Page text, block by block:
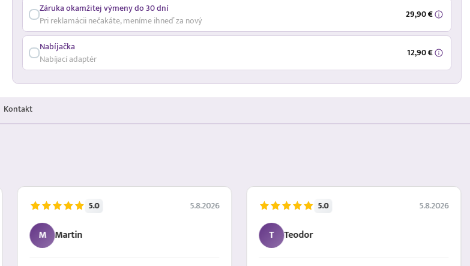
Záruka okamžitej výmeny do 30 dní
Pri reklamácii nečakáte, meníme ihneď za nový
29,90 €
Nabíjačka
Nabíjací adaptér
12,90 €
Kontakt
5.0 5.8.2026
M Martin
5.0 5.8.2026
T Teodor